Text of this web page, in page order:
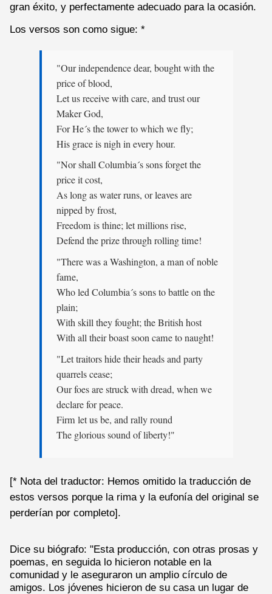
gran éxito, y perfectamente adecuado para la ocasión.
Los versos son como sigue: *
"Our independence dear, bought with the
price of blood,
Let us receive with care, and trust our
Maker God,
For He´s the tower to which we fly;
His grace is nigh in every hour.
"Nor shall Columbia´s sons forget the
price it cost,
As long as water runs, or leaves are
nipped by frost,
Freedom is thine; let millions rise,
Defend the prize through rolling time!
"There was a Washington, a man of noble
fame,
Who led Columbia´s sons to battle on the
plain;
With skill they fought; the British host
With all their boast soon came to naught!
"Let traitors hide their heads and party
quarrels cease;
Our foes are struck with dread, when we
declare for peace.
Firm let us be, and rally round
The glorious sound of liberty!"
[* Nota del traductor: Hemos omitido la traducción de
estos versos porque la rima y la eufonía del original se
perderían por completo].
Dice su biógrafo: "Esta producción, con otras prosas y
poemas, en seguida lo hicieron notable en la
comunidad y le aseguraron un amplio círculo de
amigos. Los jóvenes hicieron de su casa un lugar de